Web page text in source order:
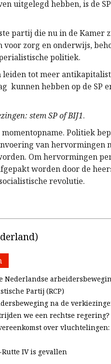
uitgelegd hebben, is de
partij die nu in de Kamer
zorg en onderwijs,
politiek.
leiden tot meer
kunnen hebben op de SP
stem SP of BIJ1.
Politiek
van hervormingen
Om hervormingen
worden door de
revolutie.
Nederlandse
Partij (RCP)
na de
we een rechtse regering?
over
IV is gevallen